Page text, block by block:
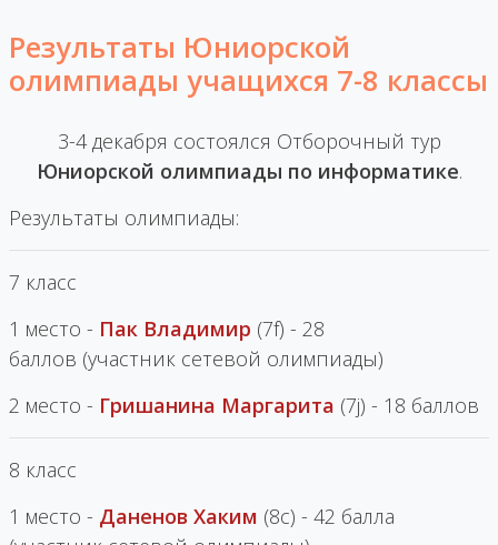
Результаты Юниорской
олимпиады учащихся 7-8 классы
3-4 декабря состоялся Отборочный тур
Юниорской олимпиады по информатике.
Результаты олимпиады:
7 класс
1 место - Пак Владимир (7f) - 28
баллов (участник сетевой олимпиады)
2 место - Гришанина Маргарита (7j) - 18 баллов
8 класс
1 место - Даненов Хаким (8с) - 42 балла